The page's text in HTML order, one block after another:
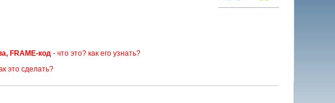
FRAME-код - что это? как его узнать?
это сделать?